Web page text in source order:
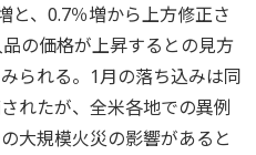
と、0.7％増から上方修正さ
の価格が上昇するとの見方
られる。1月の落ち込みは同
れたが、全米各地での異例
大規模火災の影響があると